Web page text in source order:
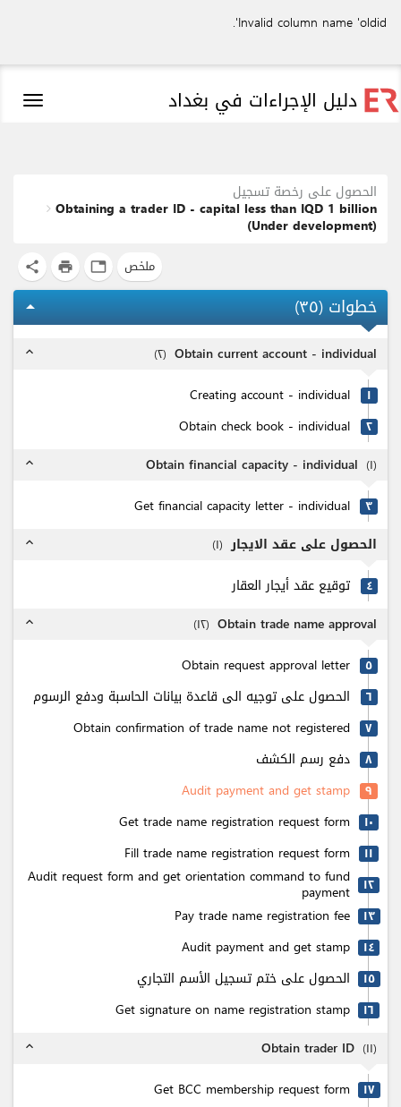
Invalid column name 'oldid'.
دليل الإجراءات في بغداد
الحصول على رخصة تسجيل
Obtaining a trader ID - capital less than IQD 1 billion
(Under development)
ملخص tab
print
share
خطوات (٣٥)
arrow_drop_up
Obtain current account - individual
(٢)
expand_less
۱ Creating account - individual
٢
Obtain check book - individual
Obtain financial capacity - individual (۱)
expand_less
٣
Get financial capacity letter - individual
الحصول على عقد الايجار (۱)
expand_less
٤
توقيع عقد أيجار العقار
Obtain trade name approval
(۱٢)
expand_less
٥ Obtain request approval letter
٦ الحصول على توجيه الى قاعدة بيانات الحاسبة ودفع الرسوم
٧ Obtain confirmation of trade name not registered
٨ دفع رسم الكشف
٩ Audit payment and get stamp
۱٠ Get trade name registration request form
۱۱ Fill trade name registration request form
۱٢ Audit request form and get orientation command to fund
payment
۱٣ Pay trade name registration fee
۱٤ Audit payment and get stamp
۱٥ الحصول على ختم تسجيل الأسم التجاري
۱٦ Get signature on name registration stamp
Obtain trader ID (۱۱)
expand_less
۱٧ Get BCC membership request form